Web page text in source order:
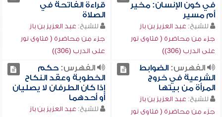
في كون الإنسان: مخير
أم مسير
للشيخ: عبد العزيز بن باز
جزء من محاضرة ( فتاوى نور
على الدرب (306))
قراءة الفاتحة في
الصلاة
للشيخ: عبد العزيز بن باز
جزء من محاضرة ( فتاوى نور
على الدرب (306))
الفهرس:الضوابط
الشرعية في خروج
المرأة من بيتها
للشيخ: عبد العزيز بن باز
جزء من محاضرة ( فتاوى نور
الفهرس:حكم
الخطوبة وعقد النكاح
إذا كان الطرفان لا يصليان
أو أحدهما
للشيخ: عبد العزيز بن باز